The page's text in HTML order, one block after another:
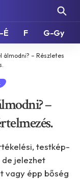
É F G-Gy
– Részletes
–
testkép-
jelezhet
vagy épp bőség